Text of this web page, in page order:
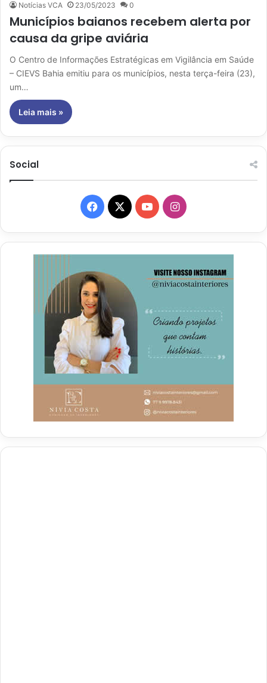
Notícias VCA 23/05/2023 0
Municípios baianos recebem alerta por
causa da gripe aviária
O Centro de Informações Estratégicas em Vigilância em Saúde
– CIEVS Bahia emitiu para os municípios, nesta terça-feira (23),
um…
Leia mais »
Social
Facebook
X YouTubeInstagram